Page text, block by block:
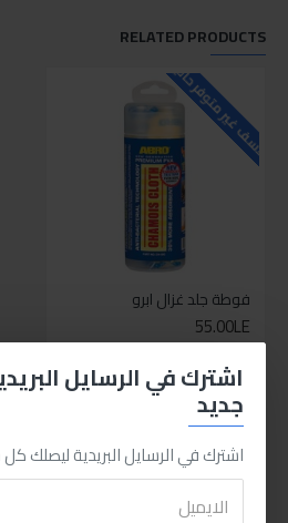
اشترك في الرسايل
جديد
اشترك في الرسايل البريدية ليصلك
RELATED PRODUCTS
للاسف غير متوفر حاليا
فوطة جلد غزال ابرو
55.00LE
اضافة للسلة
PEOPLE ALSO BOUGHT